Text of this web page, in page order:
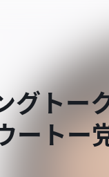
グトー
ートー